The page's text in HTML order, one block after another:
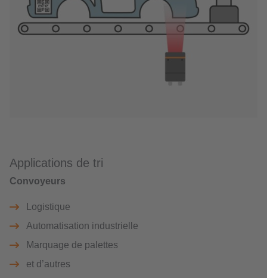
Applications de tri
Convoyeurs
Logistique
Automatisation industrielle
Marquage de palettes
et d’autres